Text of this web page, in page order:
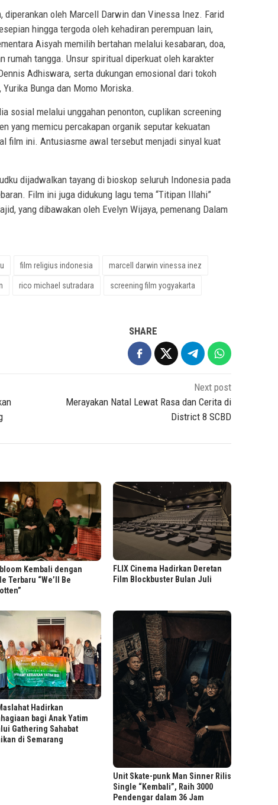
diperankan oleh Marcell Darwin dan Vinessa Inez. Farid
hingga tergoda oleh kehadiran perempuan lain,
Aisyah memilih bertahan melalui kesabaran, doa,
rumah tangga. Unsur spiritual diperkuat oleh karakter
Adhiswara, serta dukungan emosional dari tokoh
Bunga dan Momo Moriska.
sosial melalui unggahan penonton, cuplikan screening
yang memicu percakapan organik seputar kekuatan
film ini. Antusiasme awal tersebut menjadi sinyal kuat
dijadwalkan tayang di bioskop seluruh Indonesia pada
Film ini juga didukung lagu tema “Titipan Illahi”
yang dibawakan oleh Evelyn Wijaya, pemenang Dalam
film religius indonesia marcell darwin vinessa inez
rico michael sutradara screening film yogyakarta
SHARE
Next post
Merayakan Natal Lewat Rasa dan Cerita di
District 8 SCBD
Kembali dengan
Terbaru “We’ll Be
FLIX Cinema Hadirkan Deretan
Film Blockbuster Bulan Juli
Hadirkan
bagi Anak Yatim
Gathering Sahabat
di Semarang
Unit Skate-punk Man Sinner Rilis
Single “Kembali”, Raih 3000
Pendengar dalam 36 Jam